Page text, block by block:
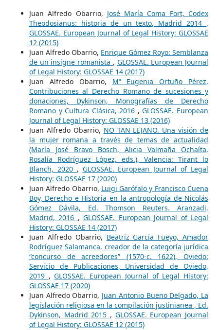
Juan Alfredo Obarrio, José María Coma Fort, Codex
Theodosianus: historia de un texto, Madrid 2014 ,
GLOSSAE. European Journal of Legal History: GLOSSAE
12 (2015)
Juan Alfredo Obarrio, Enrique Gómez Royo: Semblanza
de un insigne romanista , GLOSSAE. European Journal
of Legal History: GLOSSAE 14 (2017)
Juan Alfredo Obarrio, Mª Eugenia Ortuño Pérez,
Contribuciones al Derecho Romano de sucesiones y
donaciones, Dykinson, Monografías de Derecho
Romano y Cultura Clásica, 2016 ,GLOSSAE. European
Journal of Legal History: GLOSSAE 13 (2016)
Juan Alfredo Obarrio, NO TAN LEJANO. Una visión de
la mujer romana a través de temas de actualidad
(María José Bravo Bosch, Alicia Valmaña Ochaíta,
Rosalía Rodríguez López, eds.), Valencia: Tirant lo
Blanch, 2020 , GLOSSAE. European Journal of Legal
History: GLOSSAE 17 (2020)
Juan Alfredo Obarrio, Luigi Garófalo y Francisco Cuena
Boy, Derecho e Historia en la antropología de Nicolás
Gómez Dávila, Ed. Thomson Reuters. Aranzadi,
Madrid, 2016 ,GLOSSAE. European Journal of Legal
History: GLOSSAE 14 (2017)
Juan Alfredo Obarrio, Beatriz García Fueyo, Amador
Rodríguez Salamanca, creador de la categoría jurídica
“concurso de acreedores” (1570-c. 1622), Oviedo:
Servicio de Publicaciones, Universidad de Oviedo,
2019 ,GLOSSAE. European Journal of Legal History:
GLOSSAE 17 (2020)
Juan Alfredo Obarrio, Juan Antonio Bueno Delgado, La
legislación religiosa en la compilación justinianea , Ed.
Dykinson, Madrid 2015 , GLOSSAE. European Journal
of Legal History: GLOSSAE 12 (2015)